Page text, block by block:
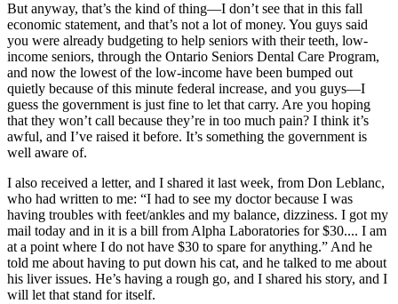
But anyway, that’s the kind of thing—I don’t see that in this fall
economic statement, and that’s not a lot of money. You guys said
you were already budgeting to help seniors with their teeth, low-
income seniors, through the Ontario Seniors Dental Care Program,
and now the lowest of the low-income have been bumped out
quietly because of this minute federal increase, and you guys—I
guess the government is just fine to let that carry. Are you hoping
that they won’t call because they’re in too much pain? I think it’s
awful, and I’ve raised it before. It’s something the government is
well aware of.
I also received a letter, and I shared it last week, from Don Leblanc,
who had written to me: “I had to see my doctor because I was
having troubles with feet/ankles and my balance, dizziness. I got my
mail today and in it is a bill from Alpha Laboratories for $30.... I am
at a point where I do not have $30 to spare for anything.” And he
told me about having to put down his cat, and he talked to me about
his liver issues. He’s having a rough go, and I shared his story, and I
will let that stand for itself.